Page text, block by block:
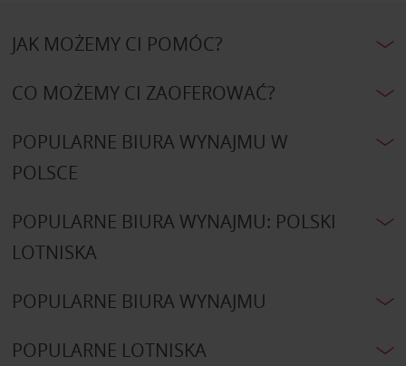
JAK MOŻEMY CI POMÓC?
CO MOŻEMY CI ZAOFEROWAĆ?
POPULARNE BIURA WYNAJMU W
POLSCE
POPULARNE BIURA WYNAJMU: POLSKI
LOTNISKA
POPULARNE BIURA WYNAJMU
POPULARNE LOTNISKA